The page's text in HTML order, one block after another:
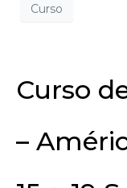
Curso
Curso
–